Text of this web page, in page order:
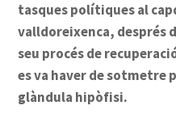
tasques polítiques al
valldoreixenca, després
seu procés de
es va haver de sotmetre
glàndula hipòfisi.